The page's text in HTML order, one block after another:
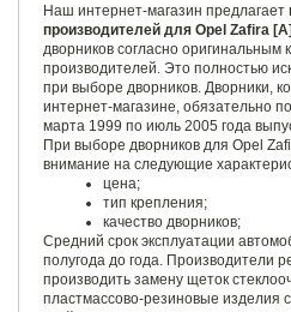
Наш интернет-магазин предлагает
производителей для Opel Zafira [A]
дворников согласно оригинальным
производителей. Это полностью
при выборе дворников. Дворники,
интернет-магазине, обязательно
марта 1999 по июль 2005 года
При выборе дворников для Opel
внимание на следующие
цена;
тип крепления;
качество дворников;
Средний срок эксплуатации
полугода до года. Производители
производить замену щеток
пластмассово-резиновые изделия